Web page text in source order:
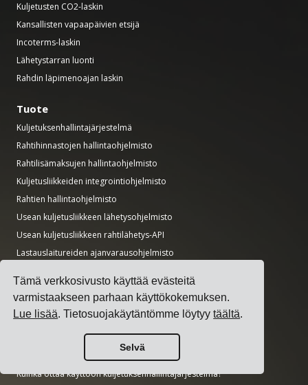
Tämä verkkosivusto käyttää evästeitä
varmistaakseen parhaan käyttökokemuksen.
Lue lisää. Tietosuojakäytäntömme löytyytäältä.
Selvä
Kuljetusten CO2-laskin
Kansallisten vapaapäivien etsijä
Incoterms-laskin
Lähetystarran luonti
Rahdin läpimenoajan laskin
Tuote
Kuljetuksenhallintajärjestelmä
Rahtihinnastojen hallintaohjelmisto
Rahtilisämaksujen hallintaohjelmisto
Kuljetusliikkeiden integrointiohjelmisto
Rahtien hallintaohjelmisto
Usean kuljetusliikkeen lähetysohjelmisto
Usean kuljetusliikkeen rahtilähetys-API
Lastauslaitureiden ajanvarausohjelmisto
Oppaat
17 parasta kuljetuksenhallintaohjelmistoa lähettäjille
Kuinka valita usean kuljetusliikkeen lähetysohjelmisto?
Kuinka järjestää yksinkertainen kuljetuskilpailutus?
Kuinka ottaa käyttöön kuljetuksenhallintajärjestelmä?